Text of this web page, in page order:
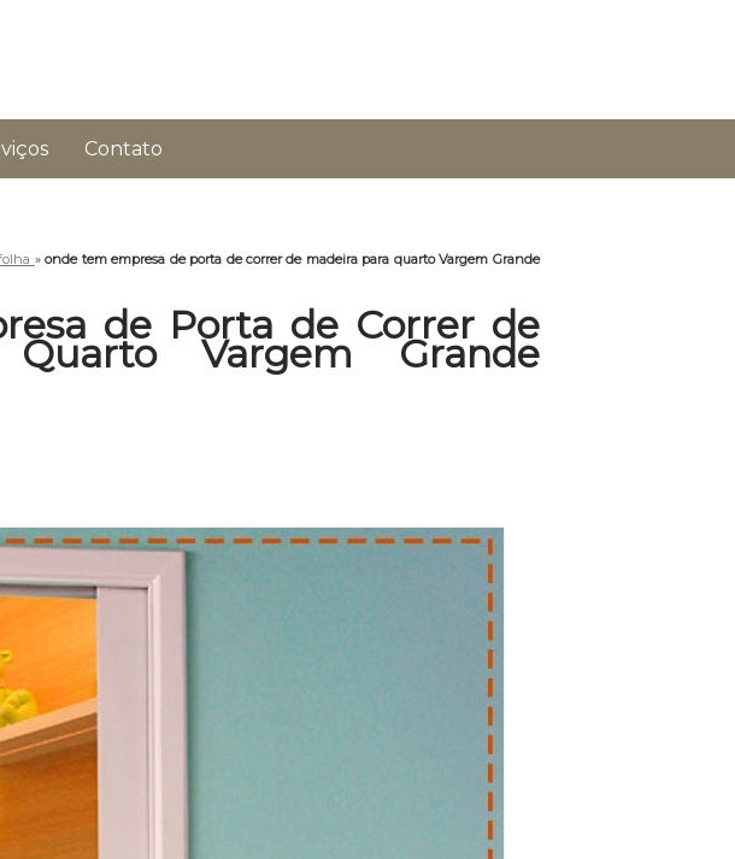
Contato
»onde tem empresa de porta de correr de madeira para quarto Vargem Grande
de Porta de Correr de
Vargem Grande